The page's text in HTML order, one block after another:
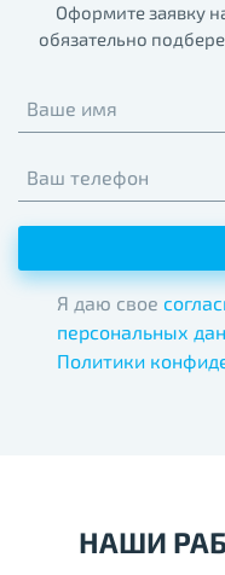
Оформите заявку
обязательно
Ваше имя
Ваш телефон
Я даю свое
персональных
Политики
НАШИ